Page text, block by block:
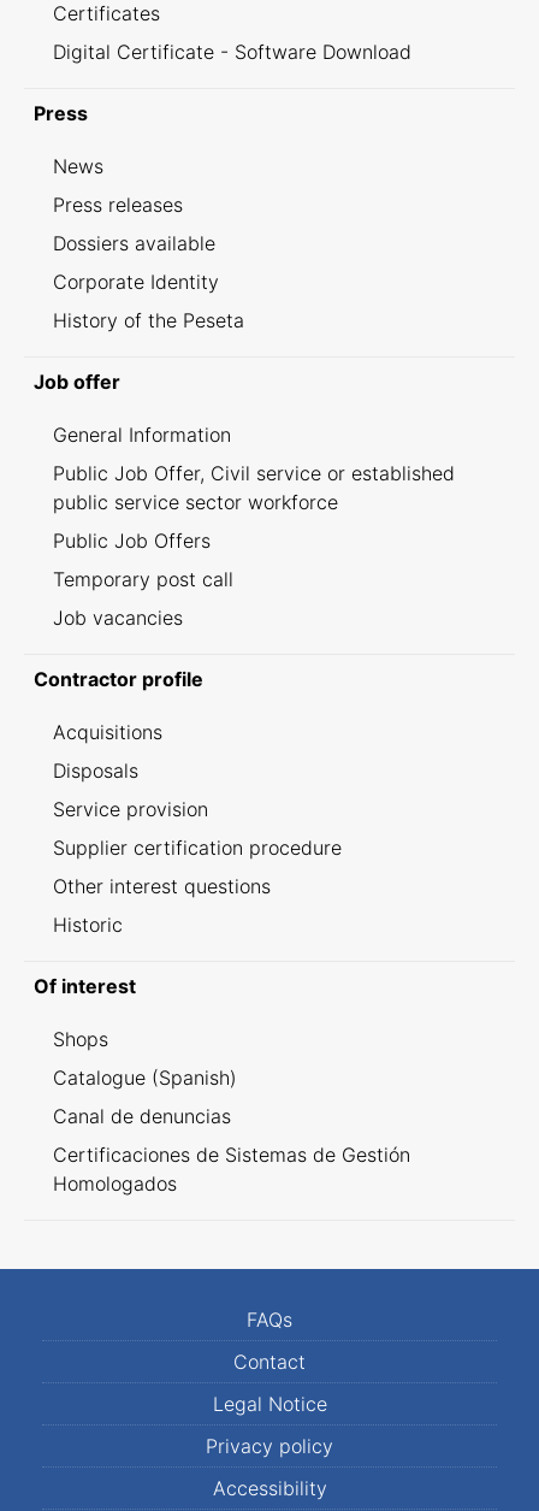
Certificates
Digital Certificate - Software Download
Press
News
Press releases
Dossiers available
Corporate Identity
History of the Peseta
Job offer
General Information
Public Job Offer, Civil service or established
public service sector workforce
Public Job Offers
Temporary post call
Job vacancies
Contractor profile
Acquisitions
Disposals
Service provision
Supplier certification procedure
Other interest questions
Historic
Of interest
Shops
Catalogue (Spanish)
Canal de denuncias
Certificaciones de Sistemas de Gestión
Homologados
FAQs
Contact
Legal Notice
Privacy policy
Accessibility